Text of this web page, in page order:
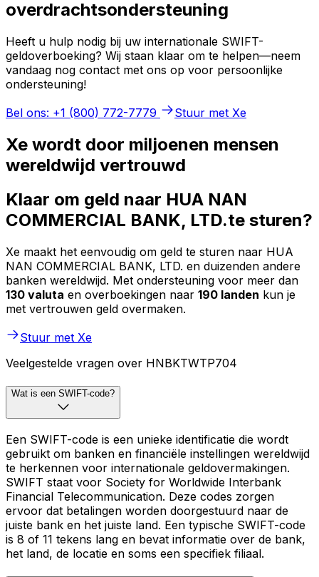
overdrachtsondersteuning
Heeft u hulp nodig bij uw internationale SWIFT-
geldoverboeking? Wij staan klaar om te helpen—neem
vandaag nog contact met ons op voor persoonlijke
ondersteuning!
Bel ons: +1 (800) 772-7779
Stuur met Xe
Xe wordt door miljoenen mensen
wereldwijd vertrouwd
Klaar om geld naar HUA NAN
COMMERCIAL BANK, LTD.te sturen?
Xe maakt het eenvoudig om geld te sturen naar HUA
NAN COMMERCIAL BANK, LTD. en duizenden andere
banken wereldwijd. Met ondersteuning voor meer dan
130 valuta en overboekingen naar 190 landen kun je
met vertrouwen geld overmaken.
Stuur met Xe
Veelgestelde vragen over HNBKTWTP704
Wat is een SWIFT-code?
Een SWIFT-code is een unieke identificatie die wordt
gebruikt om banken en financiële instellingen wereldwijd
te herkennen voor internationale geldovermakingen.
SWIFT staat voor Society for Worldwide Interbank
Financial Telecommunication. Deze codes zorgen
ervoor dat betalingen worden doorgestuurd naar de
juiste bank en het juiste land. Een typische SWIFT-code
is 8 of 11 tekens lang en bevat informatie over de bank,
het land, de locatie en soms een specifiek filiaal.